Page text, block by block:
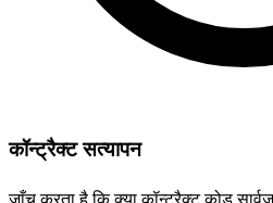
कॉन्ट्रैक्ट सत्यापन